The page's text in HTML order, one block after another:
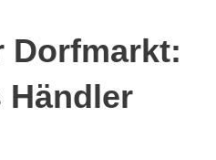
Dorfmarkt:
Händler